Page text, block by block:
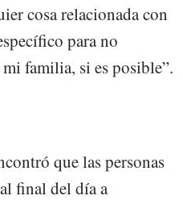
cosa relacionada con
para no
familia, si es posible”.
que las personas
final del día a